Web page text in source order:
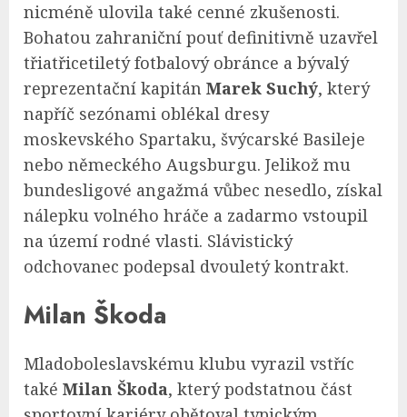
nicméně ulovila také cenné zkušenosti.
Bohatou zahraniční pouť definitivně uzavřel
třiatřicetiletý fotbalový obránce a bývalý
reprezentační kapitán Marek Suchý, který
napříč sezónami oblékal dresy
moskevského Spartaku, švýcarské Basileje
nebo německého Augsburgu. Jelikož mu
bundesligové angažmá vůbec nesedlo, získal
nálepku volného hráče a zadarmo vstoupil
na území rodné vlasti. Slávistický
odchovanec podepsal dvouletý kontrakt.
Milan Škoda
Mladoboleslavskému klubu vyrazil vstříc
také Milan Škoda, který podstatnou část